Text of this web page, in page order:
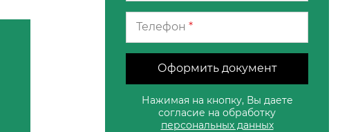
Телефон *
Оформить документ
Нажимая на кнопку, Вы даете
согласие на обработку
персональных данных